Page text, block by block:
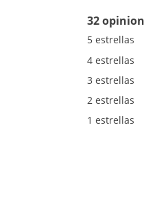
y el Colegio Oficial de
32
5 estrellas
4 estrellas
3 estrellas
2 estrellas
1 estrellas